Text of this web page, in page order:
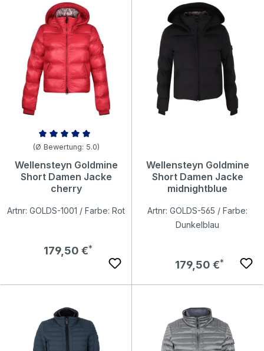
Durchschnittliche Bewertung von 5 von 5 Sternen
(Ø Bewertung: 5.0)
Wellensteyn Goldmine
Short Damen Jacke
cherry
Artnr: GOLDS-1001 / Farbe: Rot
Regulärer Preis:
179,50 €
Wellensteyn Goldmine
Short Damen Jacke
midnightblue
Artnr: GOLDS-565 / Farbe:
Dunkelblau
Regulärer Preis:
179,50 €